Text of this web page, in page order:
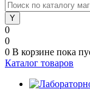
0
0
0 В корзине пока
Каталог товаров